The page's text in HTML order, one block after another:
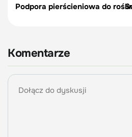
Podpora pierścieniowa do
Komentarze